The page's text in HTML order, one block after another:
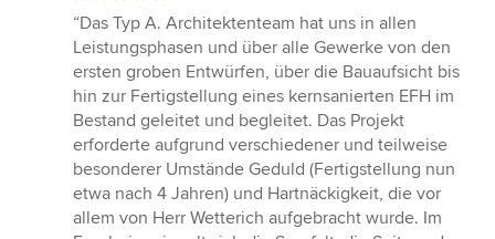
Bewertung:
5
von
5
Sternen
“Das Typ A. Architektenteam hat uns in allen
Leistungsphasen und über alle Gewerke von den
ersten groben Entwürfen, über die Bauaufsicht bis
hin zur Fertigstellung eines kernsanierten EFH im
Bestand geleitet und begleitet. Das Projekt
erforderte aufgrund verschiedener und teilweise
besonderer Umstände Geduld (Fertigstellung nun
etwa nach 4 Jahren) und Hartnäckigkeit, die vor
allem von Herr Wetterich aufgebracht wurde. Im